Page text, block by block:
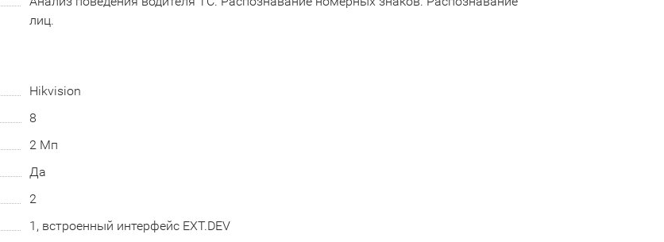
лиц.
Hikvision
8
2 Мп
Да
2
1, встроенный интерфейс EXT.DEV